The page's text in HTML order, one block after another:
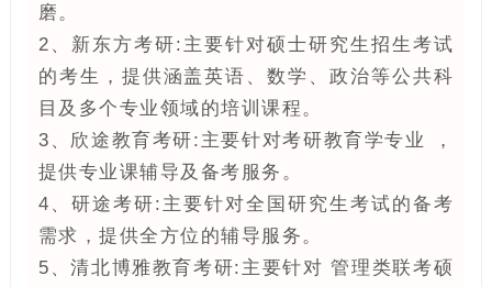
磨。
2、新东方考研:主要针对硕士研究生招生考试
的考生，提供涵盖英语、数学、政治等公共科
目及多个专业领域的培训课程。 ‌
3、欣途教育考研:主要针对考研教育学专业 ‌，
提供专业课辅导及备考服务。 ‌
4、研途考研:主要针对全国研究生考试的备考
需求，提供全方位的辅导服务。
5、清北博雅教育考研:主要针对‌ 管理类联考硕